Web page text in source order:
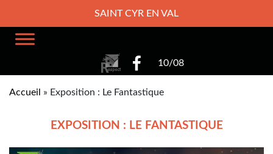
SAINT CYR EN VAL
10/08
Accueil » Exposition : Le Fantastique
EXPOSITION : LE FANTASTIQUE